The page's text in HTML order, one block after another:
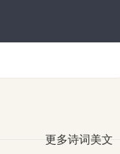
更多诗词美文